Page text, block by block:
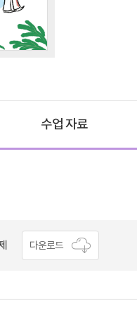
수업 자료
다운로드